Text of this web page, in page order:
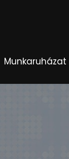
Munkaruházat